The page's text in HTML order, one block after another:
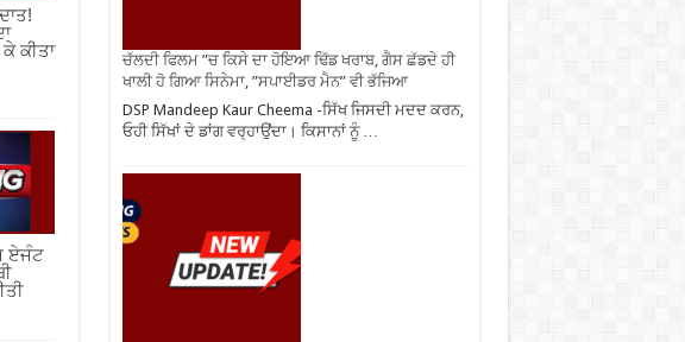
ਕੀਤਾ
ਏਜੰਟ
ਚੱਲਦੀ ਫਿਲਮ ”ਚ ਕਿਸੇ ਦਾ ਹੋਇਆ ਢਿੱਡ ਖਰਾਬ, ਗੈਸ ਛੱਡਦੇ ਹੀ
ਖਾਲੀ ਹੋ ਗਿਆ ਸਿਨੇਮਾ, ”ਸਪਾਈਡਰ ਮੈਨ” ਵੀ ਭੱਜਿਆ
DSP Mandeep Kaur Cheema -ਸਿੱਖ ਜਿਸਦੀ ਮਦਦ ਕਰਨ,
ਓਹੀ ਸਿੱਖਾਂ ਦੇ ਡਾਂਗ ਵਰ੍ਹਾਉਂਦਾ। ਕਿਸਾਨਾਂ ਨੂੰ …